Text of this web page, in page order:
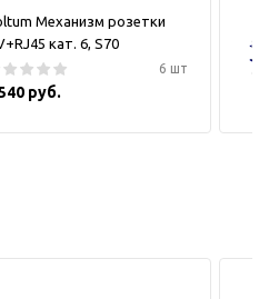
Механизм розетки
кат. 6, S70
6 шт
руб.